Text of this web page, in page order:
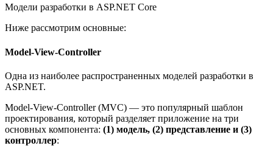
Модели разработки в ASP.NET Core
Ниже рассмотрим основные:
Model-View-Controller
Одна из наиболее распространенных моделей разработки в
ASP.NET.
Model-View-Controller (MVC) — это популярный шаблон
проектирования, который разделяет приложение на три
основных компонента: (1) модель, (2) представление и (3)
контроллер: